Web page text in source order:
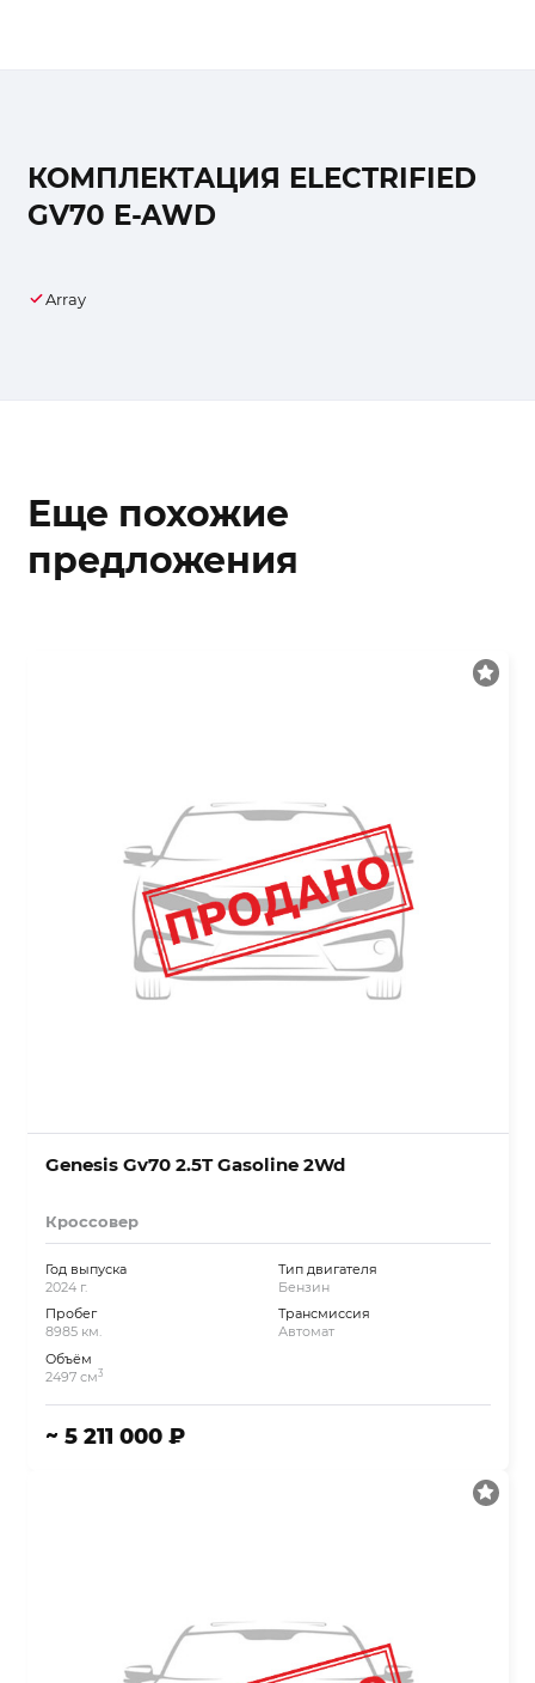
КОМПЛЕКТАЦИЯ ELECTRIFIED
GV70 E-AWD
Array
Еще похожие
предложения
Genesis Gv70 2.5T Gasoline 2Wd
Кроссовер
Год выпуска
2024 г.
Пробег
8985 км.
Объём
2497 см3
Тип двигателя
Бензин
Трансмиссия
Автомат
~ 5 211 000 ₽